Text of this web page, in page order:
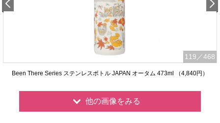
119 ／468
Been There Series ステンレスボトル JAPAN オータム 473ml （4,840円）
他の画像をみる